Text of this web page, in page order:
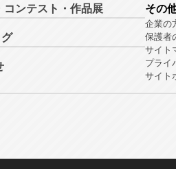
コンテスト・作品展 その
企業の
保護者
サイト
プライ
サイト